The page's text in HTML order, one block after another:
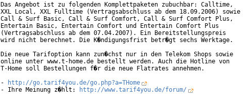
Das Angebot ist zu folgenden Komplettpaketen zubuchbar: Calltime,
XXL Local, XXL Fulltime (Vertragsabschluss ab dem 18.09.2006) sowie
Call & Surf Basic, Call & Surf Comfort, Call & Surf Comfort Plus,
Entertain Basic, Entertain Comfort und Entertain Comfort Plus
(Vertragsabschluss ab dem 07.04.2007). Ein Bereitstellungspreis
wird nicht berechnet. Die K�ndigungsfrist betr�gt sechs Werktage.
Die neue Tarifoption kann zun�chst nur in den Telekom Shops sowie
online unter www.t-home.de bestellt werden. Auch die Hotline von
T-Home soll Bestellungen f�r die neue Flatrates annehmen.
-
http://go.tarif4you.de/go.php?a=THome
- Ihre Meinung z�hlt:
http://www.tarif4you.de/forum/